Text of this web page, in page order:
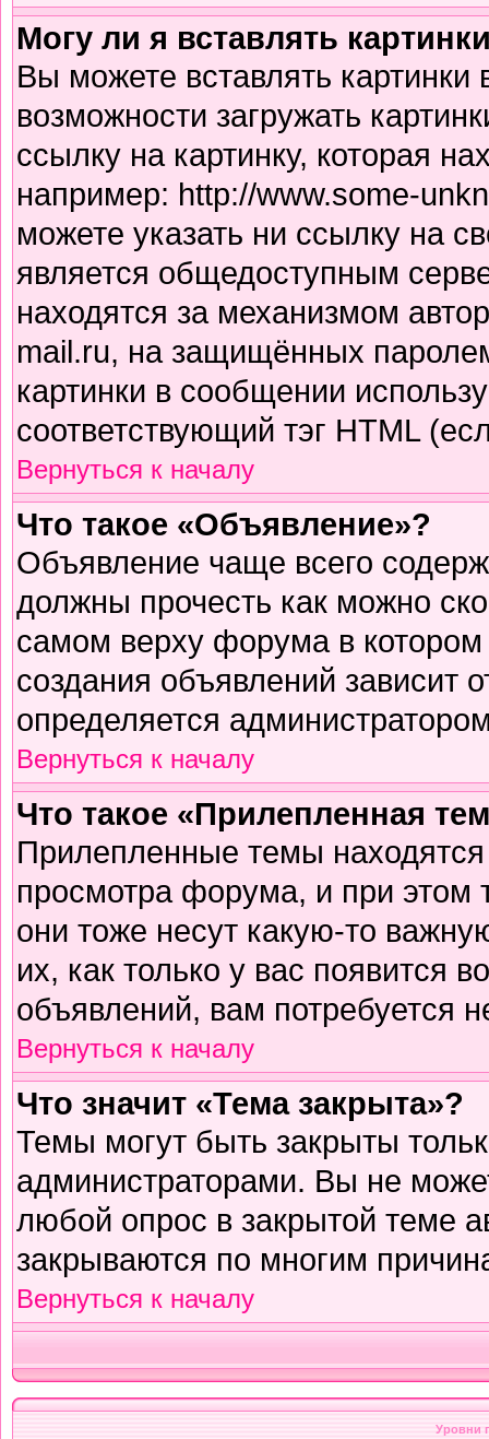
Могу ли я вставлять
Вы можете вставлять
возможности загружать
ссылку на картинку, которая
например: http://www.some-
можете указать ни ссылку на
является общедоступным
находятся за механизмом
mail.ru, на защищённых
картинки в сообщении
соответствующий тэг HTML
Вернуться к началу
Что такое «Объявление»?
Объявление чаще всего
должны прочесть как можно
самом верху форума в
создания объявлений зависит
определяется
Вернуться к началу
Что такое «Прилепленная
Прилепленные темы
просмотра форума, и при этом
они тоже несут какую-то
их, как только у вас появится
объявлений, вам потребуется
Вернуться к началу
Что значит «Тема закрыта»?
Темы могут быть закрыты
администраторами. Вы не
любой опрос в закрытой теме
закрываются по многим
Вернуться к началу
Уровни